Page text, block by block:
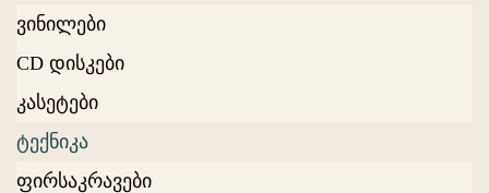
ვინილები
CD დისკები
კასეტები
ტექნიკა
ფირსაკრავები